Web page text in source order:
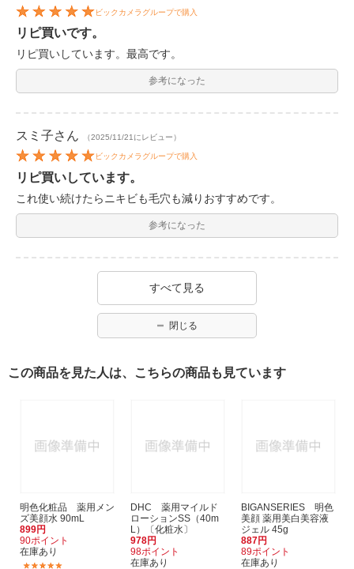
ビックカメラグループで購入
リピ買いです。
リピ買いしています。最高です。
参考になった
スミ子さん （2025/11/21にレビュー）
ビックカメラグループで購入
リピ買いしています。
これ使い続けたらニキビも毛穴も減りおすすめです。
参考になった
すべて見る
閉じる
この商品を見た人は、こちらの商品も見ています
明色化粧品 薬用メン
ズ美顔水 90mL
899円
90ポイント
在庫あり
DHC 薬用マイルド
ローションSS（40m
L）〔化粧水〕
978円
98ポイント
在庫あり
BIGANSERIES 明色
美顔 薬用美白美容液
ジェル 45g
887円
89ポイント
在庫あり